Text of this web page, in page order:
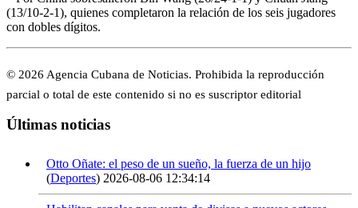
(13/10-2-1), quienes completaron la relación de los seis jugadores
con dobles dígitos.
© 2026 Agencia Cubana de Noticias. Prohibida la reproducción
parcial o total de este contenido si no es suscriptor editorial
Últimas noticias
Otto Oñate: el peso de un sueño, la fuerza de un hijo
(Deportes) 2026-08-06 12:34:14